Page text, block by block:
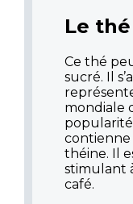
Le
Ce thé
sucré. Il
mondiale
popularité
théine. Il
stimulant
café.